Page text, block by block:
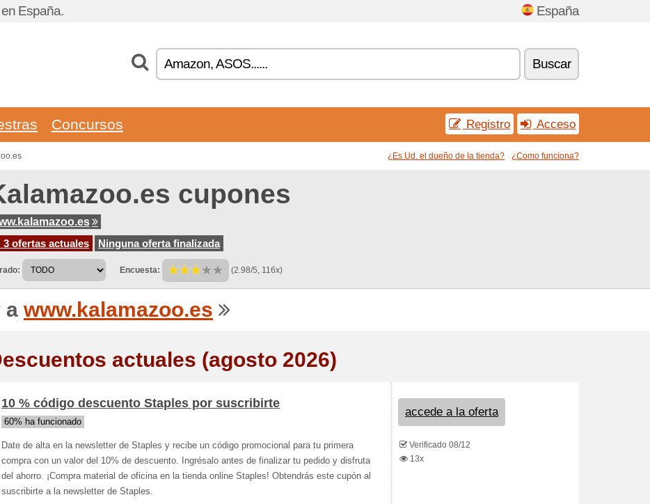
España. España
Buscar
Concursos Registro Acceso
¿Es Ud. el dueño de la tienda? ¿Como funciona?
cupones
3 ofertas actuales
Ninguna oferta finalizada
Encuesta: (2.98/5, 116x)
a www.kalamazoo.es
actuales (agosto 2026)
10 % código descuento Staples por suscribirte
60% ha funcionado
Date de alta en la newsletter de Staples y recibe un código promocional para tu primera
compra con un valor del 10% de descuento. Ingrésalo antes de finalizar tu pedido y disfruta
del ahorro. ¡Compra material de oficina en la tienda online Staples! Obtendrás este cupón al
suscribirte a la newsletter de Staples.
accede a la oferta
Verificado 08/12
13x